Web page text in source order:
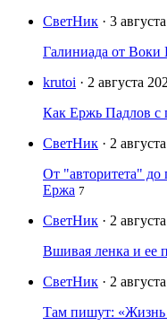
СветНик · 3
Галиниада от Воки
krutoi · 2 августа
Как Ержь Падлов с
СветНик · 2
От "авторитета" до
Ержа 7
СветНик · 2
Вшивая ленка и ее
СветНик · 2
Там пишут: «Жизнь